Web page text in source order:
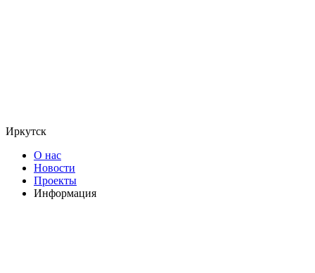
Иркутск
О нас
Новости
Проекты
Информация